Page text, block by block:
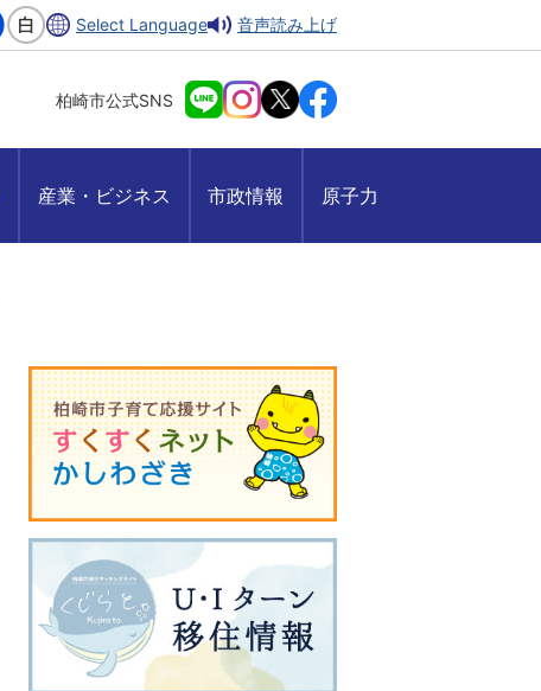
Select Language 音声読み上げ
柏崎市公式SNS
産業・ビジネス 市政情報 原子力